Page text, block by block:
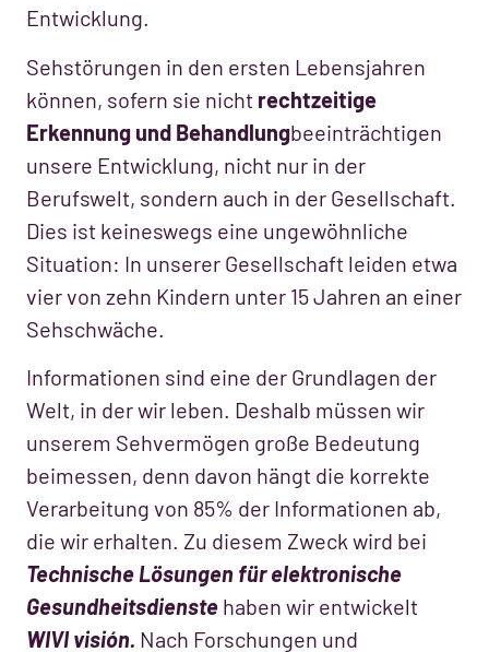
Entwicklung.
Sehstörungen in den ersten Lebensjahren
können, sofern sie nicht rechtzeitige
Erkennung und Behandlungbeeinträchtigen
unsere Entwicklung, nicht nur in der
Berufswelt, sondern auch in der Gesellschaft.
Dies ist keineswegs eine ungewöhnliche
Situation: In unserer Gesellschaft leiden etwa
vier von zehn Kindern unter 15 Jahren an einer
Sehschwäche.
Informationen sind eine der Grundlagen der
Welt, in der wir leben. Deshalb müssen wir
unserem Sehvermögen große Bedeutung
beimessen, denn davon hängt die korrekte
Verarbeitung von 85% der Informationen ab,
die wir erhalten. Zu diesem Zweck wird bei
Technische Lösungen für elektronische
Gesundheitsdienste haben wir entwickelt
WIVIvisión. Nach Forschungen und